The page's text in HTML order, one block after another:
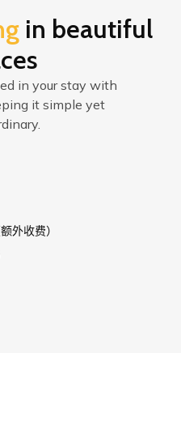
in beautiful
in your stay with
it simple yet
外收费）